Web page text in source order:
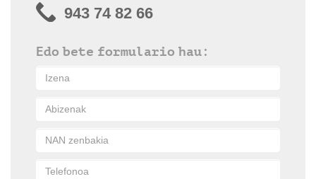
943 74 82 66
Edo bete formulario hau: